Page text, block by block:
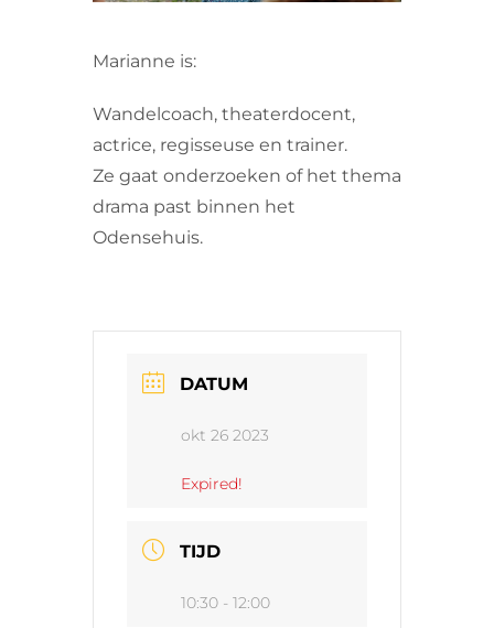
Marianne is:
Wandelcoach, theaterdocent,
actrice, regisseuse en trainer.
Ze gaat onderzoeken of het thema
drama past binnen het
Odensehuis.
DATUM
okt 26 2023
Expired!
TIJD
10:30 - 12:00